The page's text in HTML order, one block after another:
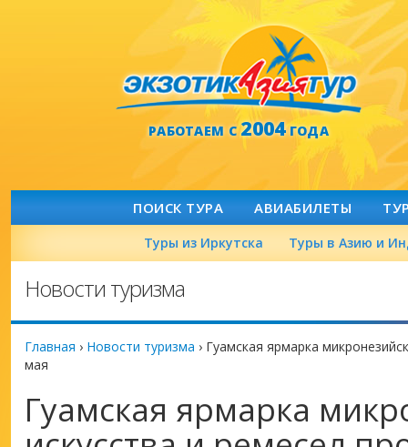
РАБОТАЕМ С2004ГОДА
ПОИСК ТУРА АВИАБИЛЕТЫ
Туры из Иркутска Туры в Азию и
Новости туризма
Главная › Новости туризма › Гуамская ярмарка
мая
Гуамская ярмарка